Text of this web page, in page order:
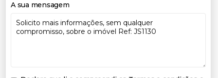
A sua mensagem